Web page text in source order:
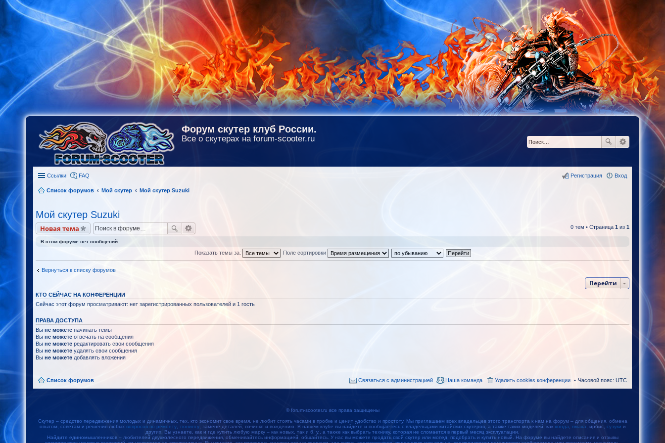
Форум скутер клуб России.
Все о скутерах на forum-scooter.ru
Ссылки FAQ Вход
Регистрация
Список форумов Мой скутер Мой скутер Suzuki
Мой скутер Suzuki
Новая тема 0 тем • Страница 1 из 1
В этом форуме нет сообщений.
Показать темы за: Поле сортировки
Вернуться к списку форумов
Перейти
КТО СЕЙЧАС НА КОНФЕРЕНЦИИ
Сейчас этот форум просматривают: нет зарегистрированных пользователей и 1 гость
ПРАВА ДОСТУПА
Выне можете начинать темы
Выне можете отвечать на сообщения
Выне можете редактировать свои сообщения
Выне можете удалять свои сообщения
Выне можете добавлять вложения
Список форумов Часовой пояс: UTC
Удалить cookies конференции
Наша команда
Связаться с администрацией
© forum-scooter.ru все права защищены
Скутер – средство передвижения молодых и динамичных, тех, кто экономит свое время, не любит стоять часами в пробке и ценит удобство и простоту. Мы приглашаем всех владельцев этого транспорта к нам на форум – для общения, обмена
опытом, советам и решения любых вопросов по ремонту, тюнингу, замене деталей, починке и вождению. В нашем клубе вы найдете и пообщаетесь с владельцами китайских скутеров, а также таких моделей, как хонда ямаха , ирбис, сузуки и
других. Вы узнаете, как и где купить любую марку – как новых, так и б. у., а также как выбрать технику, которая не сломается в первый месяц эксплуатации.
Найдите единомышленников – любителей двухколесного передвижения, обменивайтесь информацией, общайтесь. У нас вы можете продать свой скутер или мопед, подобрать и купить новый. На форуме вы найдете описания и отзывы